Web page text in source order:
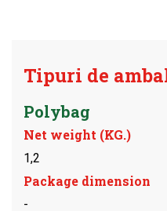
Tipuri de
Polybag
Net weight (KG.)
1,2
Package dimension
-